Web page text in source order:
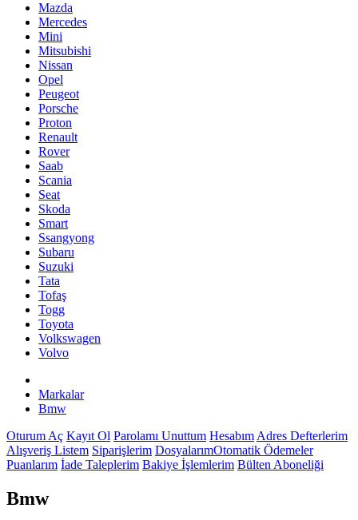
Mazda
Mercedes
Mini
Mitsubishi
Nissan
Opel
Peugeot
Porsche
Proton
Renault
Rover
Saab
Scania
Seat
Skoda
Smart
Ssangyong
Subaru
Suzuki
Tata
Tofaş
Togg
Toyota
Volkswagen
Volvo
Markalar
Bmw
Oturum Aç Kayıt Ol Parolamı Unuttum Hesabım Adres Defterlerim
Alışveriş Listem Siparişlerim DosyalarımOtomatik Ödemeler
Puanlarım İade Taleplerim Bakiye İşlemlerim Bülten Aboneliği
Bmw